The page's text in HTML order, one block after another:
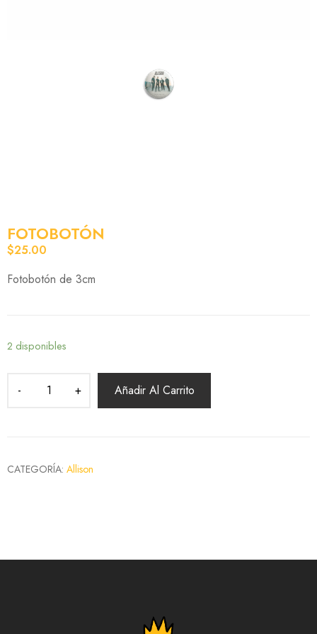
FOTOBOTÓN
$25.00
Fotobotón de 3cm
2 disponibles
Añadir Al Carrito
CATEGORÍA: Allison